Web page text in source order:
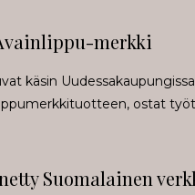
merkki
käsin
ostat
Suomalainen